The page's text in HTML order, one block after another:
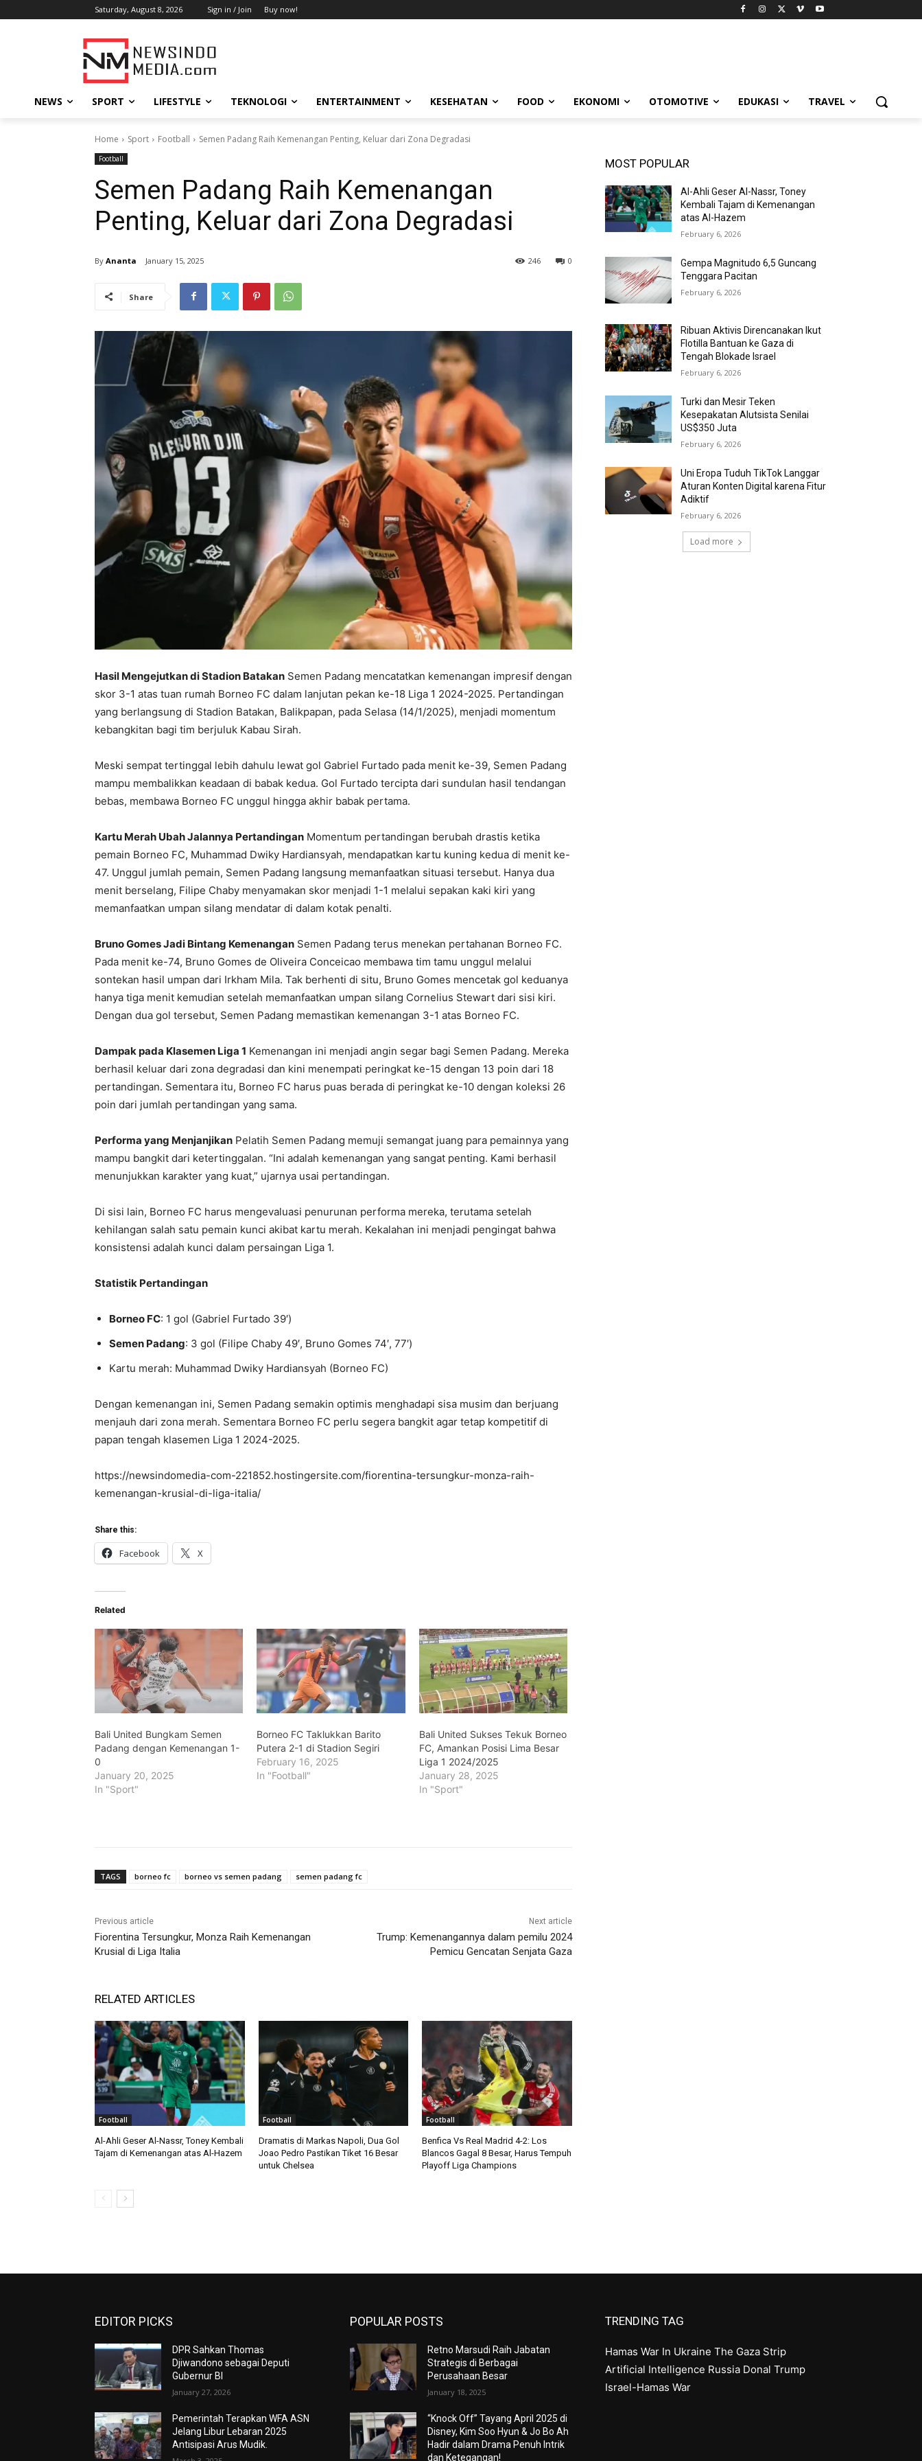
Saturday, August 8, 2026 Sign in / Join Buy now!
NEWS SPORT LIFESTYLE TEKNOLOGI ENTERTAINMENT KESEHATAN FOOD EKONOMI OTOMOTIVE EDUKASI TRAVEL
Home Sport Football Semen Padang Raih Kemenangan Penting, Keluar dari Zona Degradasi
Football
Semen Padang Raih Kemenangan
Penting, Keluar dari Zona Degradasi
By Ananta January 15, 2025 0
246
Share
Hasil Mengejutkan di Stadion Batakan Semen Padang mencatatkan kemenangan impresif dengan
skor 3-1 atas tuan rumah Borneo FC dalam lanjutan pekan ke-18 Liga 1 2024-2025. Pertandingan
yang berlangsung di Stadion Batakan, Balikpapan, pada Selasa (14/1/2025), menjadi momentum
kebangkitan bagi tim berjuluk Kabau Sirah.
Meski sempat tertinggal lebih dahulu lewat gol Gabriel Furtado pada menit ke-39, Semen Padang
mampu membalikkan keadaan di babak kedua. Gol Furtado tercipta dari sundulan hasil tendangan
bebas, membawa Borneo FC unggul hingga akhir babak pertama.
Kartu Merah Ubah Jalannya Pertandingan Momentum pertandingan berubah drastis ketika
pemain Borneo FC, Muhammad Dwiky Hardiansyah, mendapatkan kartu kuning kedua di menit ke-
47. Unggul jumlah pemain, Semen Padang langsung memanfaatkan situasi tersebut. Hanya dua
menit berselang, Filipe Chaby menyamakan skor menjadi 1-1 melalui sepakan kaki kiri yang
memanfaatkan umpan silang mendatar di dalam kotak penalti.
Bruno Gomes Jadi Bintang Kemenangan Semen Padang terus menekan pertahanan Borneo FC.
Pada menit ke-74, Bruno Gomes de Oliveira Conceicao membawa tim tamu unggul melalui
sontekan hasil umpan dari Irkham Mila. Tak berhenti di situ, Bruno Gomes mencetak gol keduanya
hanya tiga menit kemudian setelah memanfaatkan umpan silang Cornelius Stewart dari sisi kiri.
Dengan dua gol tersebut, Semen Padang memastikan kemenangan 3-1 atas Borneo FC.
Dampak pada Klasemen Liga 1 Kemenangan ini menjadi angin segar bagi Semen Padang. Mereka
berhasil keluar dari zona degradasi dan kini menempati peringkat ke-15 dengan 13 poin dari 18
pertandingan. Sementara itu, Borneo FC harus puas berada di peringkat ke-10 dengan koleksi 26
poin dari jumlah pertandingan yang sama.
Performa yang Menjanjikan Pelatih Semen Padang memuji semangat juang para pemainnya yang
mampu bangkit dari ketertinggalan. “Ini adalah kemenangan yang sangat penting. Kami berhasil
menunjukkan karakter yang kuat,” ujarnya usai pertandingan.
Di sisi lain, Borneo FC harus mengevaluasi penurunan performa mereka, terutama setelah
kehilangan salah satu pemain kunci akibat kartu merah. Kekalahan ini menjadi pengingat bahwa
konsistensi adalah kunci dalam persaingan Liga 1.
Statistik Pertandingan
Borneo FC: 1 gol (Gabriel Furtado 39′)
Semen Padang: 3 gol (Filipe Chaby 49′, Bruno Gomes 74′, 77′)
Kartu merah: Muhammad Dwiky Hardiansyah (Borneo FC)
Dengan kemenangan ini, Semen Padang semakin optimis menghadapi sisa musim dan berjuang
menjauh dari zona merah. Sementara Borneo FC perlu segera bangkit agar tetap kompetitif di
papan tengah klasemen Liga 1 2024-2025.
https://newsindomedia-com-221852.hostingersite.com/fiorentina-tersungkur-monza-raih-
kemenangan-krusial-di-liga-italia/
Share this:
Facebook X
Related
Bali United Bungkam Semen
Padang dengan Kemenangan 1-
0
January 20, 2025
In "Sport"
Borneo FC Taklukkan Barito
Putera 2-1 di Stadion Segiri
February 16, 2025
In "Football"
Bali United Sukses Tekuk Borneo
FC, Amankan Posisi Lima Besar
Liga 1 2024/2025
January 28, 2025
In "Sport"
TAGS borneo fc borneo vs semen padang semen padang fc
Previous article
Fiorentina Tersungkur, Monza Raih Kemenangan
Krusial di Liga Italia
Next article
Trump: Kemenangannya dalam pemilu 2024
Pemicu Gencatan Senjata Gaza
RELATED ARTICLES
Football
Al-Ahli Geser Al-Nassr, Toney Kembali
Tajam di Kemenangan atas Al-Hazem
Football
Dramatis di Markas Napoli, Dua Gol
Joao Pedro Pastikan Tiket 16 Besar
untuk Chelsea
Football
Benfica Vs Real Madrid 4-2: Los
Blancos Gagal 8 Besar, Harus Tempuh
Playoff Liga Champions
MOST POPULAR
Al-Ahli Geser Al-Nassr, Toney
Kembali Tajam di Kemenangan
atas Al-Hazem
February 6, 2026
Gempa Magnitudo 6,5 Guncang
Tenggara Pacitan
February 6, 2026
Ribuan Aktivis Direncanakan Ikut
Flotilla Bantuan ke Gaza di
Tengah Blokade Israel
February 6, 2026
Turki dan Mesir Teken
Kesepakatan Alutsista Senilai
US$350 Juta
February 6, 2026
Uni Eropa Tuduh TikTok Langgar
Aturan Konten Digital karena Fitur
Adiktif
February 6, 2026
Load more
EDITOR PICKS
DPR Sahkan Thomas
Djiwandono sebagai Deputi
Gubernur BI
January 27, 2026
Pemerintah Terapkan WFA ASN
Jelang Libur Lebaran 2025
Antisipasi Arus Mudik.
POPULAR POSTS
Retno Marsudi Raih Jabatan
Strategis di Berbagai
Perusahaan Besar
January 18, 2025
“Knock Off” Tayang April 2025 di
Disney, Kim Soo Hyun & Jo Bo Ah
Hadir dalam Drama Penuh Intrik
dan Ketegangan!
TRENDING TAG
Hamas War In Ukraine The Gaza Strip
Artificial Intelligence Russia Donal Trump
Israel-Hamas War